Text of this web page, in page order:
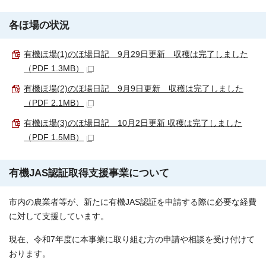
各ほ場の状況
有機ほ場(1)のほ場日記 9月29日更新 収穫は完了しました
（PDF 1.3MB）
有機ほ場(2)のほ場日記 9月9日更新 収穫は完了しました
（PDF 2.1MB）
有機ほ場(3)のほ場日記 10月2日更新 収穫は完了しました
（PDF 1.5MB）
有機JAS認証取得支援事業について
市内の農業者等が、新たに有機JAS認証を申請する際に必要な経費
に対して支援しています。
現在、令和7年度に本事業に取り組む方の申請や相談を受け付けて
おります。